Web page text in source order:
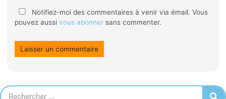
Notifiez-moi des commentaires à venir via émail. Vous
pouvez aussi vous abonnersans commenter.